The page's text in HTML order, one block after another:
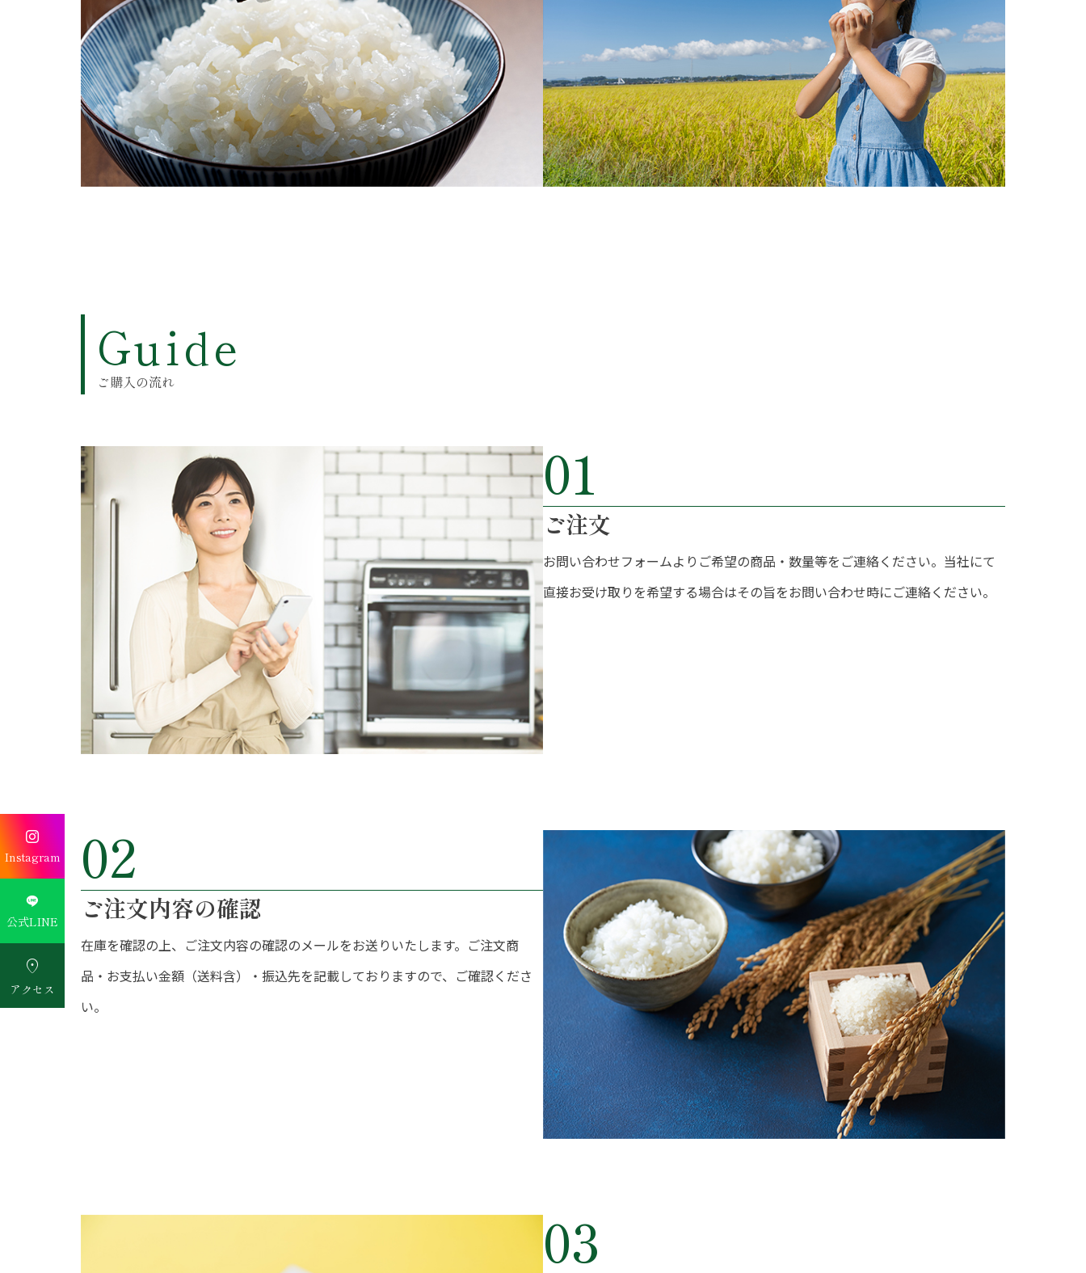
Guide
ご購入の流れ
01
ご注文
お問い合わせフォームよりご希望の商品・数量等をご連絡ください。当社にて
直接お受け取りを希望する場合はその旨をお問い合わせ時にご連絡ください。
02
ご注文内容の確認
在庫を確認の上、ご注文内容の確認のメールをお送りいたします。ご注文商
品・お支払い金額（送料含）・振込先を記載しておりますので、ご確認くださ
い。
03

Instagram

公式LINE

アクセス